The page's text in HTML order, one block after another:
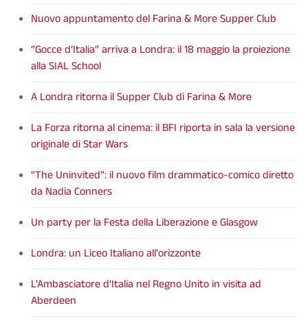
Nuovo appuntamento del Farina & More Supper Club
“Gocce d’Italia” arriva a Londra: il 18 maggio la proiezione
alla SIAL School
A Londra ritorna il Supper Club di Farina & More
La Forza ritorna al cinema: il BFI riporta in sala la versione
originale di Star Wars
“The Uninvited”: il nuovo film drammatico-comico diretto
da Nadia Conners
Un party per la Festa della Liberazione e Glasgow
Londra: un Liceo Italiano all'orizzonte
L'Ambasciatore d'Italia nel Regno Unito in visita ad
Aberdeen